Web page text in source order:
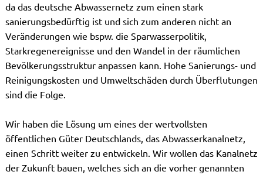
da das deutsche Abwassernetz zum einen stark
sanierungsbedürftig ist und sich zum anderen nicht an
Veränderungen wie bspw. die Sparwasserpolitik,
Starkregenereignisse und den Wandel in der räumlichen
Bevölkerungsstruktur anpassen kann. Hohe Sanierungs- und
Reinigungskosten und Umweltschäden durch Überflutungen
sind die Folge.
Wir haben die Lösung um eines der wertvollsten
öffentlichen Güter Deutschlands, das Abwasserkanalnetz,
einen Schritt weiter zu entwickeln. Wir wollen das Kanalnetz
der Zukunft bauen, welches sich an die vorher genannten